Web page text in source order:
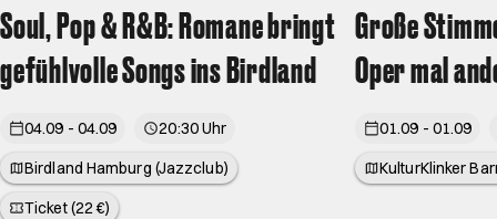
Soul, Pop & R&B: Romane bringt
gefühlvolle Songs ins Birdland
04.09 - 04.09
20:30 Uhr
Birdland Hamburg (Jazzclub)
Ticket (22 €)
Große
Oper mal
01.09 - 01.09
KulturKlinker